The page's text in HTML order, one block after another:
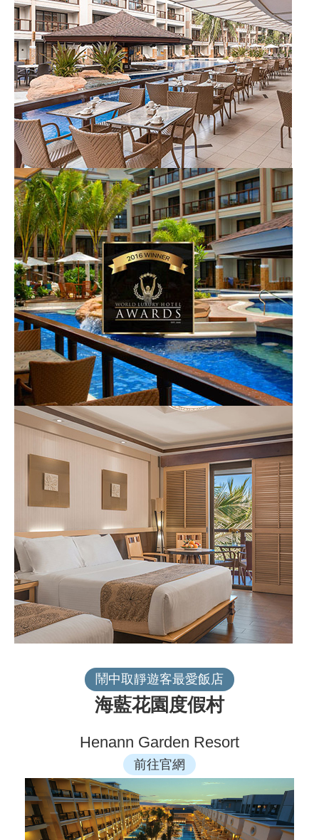
鬧中取靜遊客最愛飯店
海藍花園度假村
Henann Garden Resort
前往官網